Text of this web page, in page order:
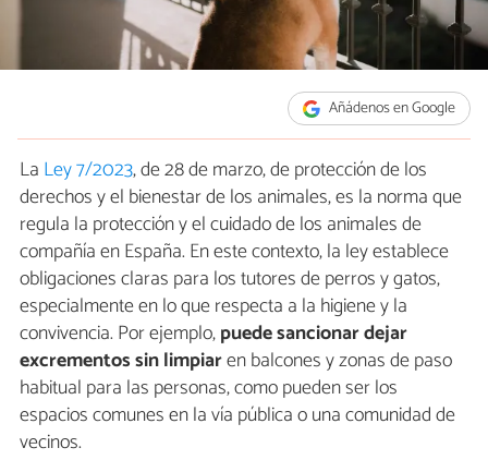
Añádenos en Google
La Ley 7/2023, de 28 de marzo, de protección de los
derechos y el bienestar de los animales, es la norma que
regula la protección y el cuidado de los animales de
compañía en España. En este contexto, la ley establece
obligaciones claras para los tutores de perros y gatos,
especialmente en lo que respecta a la higiene y la
convivencia. Por ejemplo,puede sancionar dejar
excrementos sin limpiaren balcones y zonas de paso
habitual para las personas, como pueden ser los
espacios comunes en la vía pública o una comunidad de
vecinos.